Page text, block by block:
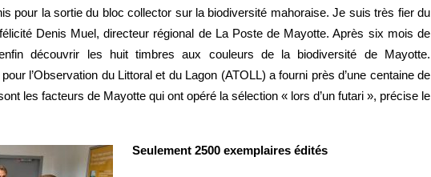
pour la sortie du bloc collector sur la biodiversité mahoraise. Je suis très fier du
Denis Muel, directeur régional de La Poste de Mayotte. Après six mois de
découvrir les huit timbres aux couleurs de la biodiversité de Mayotte.
pour l’Observation du Littoral et du Lagon (ATOLL) a fourni près d’une centaine de
les facteurs de Mayotte qui ont opéré la sélection « lors d’un futari », précise le
Seulement 2500 exemplaires édités